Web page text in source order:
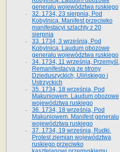
generału województwa ruskiego
32. 1734, 23 sierpnia, Pod
Kobylnicą. Manifest przeciwko
manifestacyi szlachty z 20
sierpnia
33. 1734, 3 września, Pod
Kobylnicą. Laudum obozowe
generału województwa ruskiego
34. 1734, 11 września, Przemyśl.
Remanifestacya ze strony
Dzieduszyckich, Ulińskiego i
Ustrzyckich
35. 1734, 18 września, Pod
Makuniowem. Laudum obozowe
województwa ruskiego
36. 1734, 18 września, Pod
Makuniowem. Manifest generału
województwa ruskiego
37. 1734, 19 września, Rudki.
Protest ziemian województwa
ruskiego przeciwko